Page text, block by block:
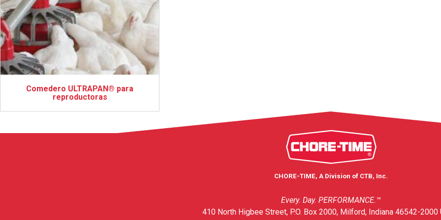
Comedero ULTRAPAN® para
reproductoras
CHORE-TIME, A Division of CTB, Inc.
Every. Day. PERFORMANCE.™
410 North Higbee Street, P.O. Box 2000, Milford, Indiana 46542-2000